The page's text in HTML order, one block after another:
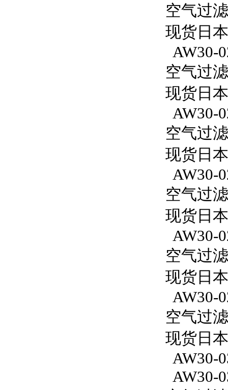
空气过
现货日
AW30-
空气过
现货日
AW30-
空气过
现货日
AW30-
空气过
现货日
AW30-
空气过
现货日
AW30-
空气过
现货日
AW30-
AW30-